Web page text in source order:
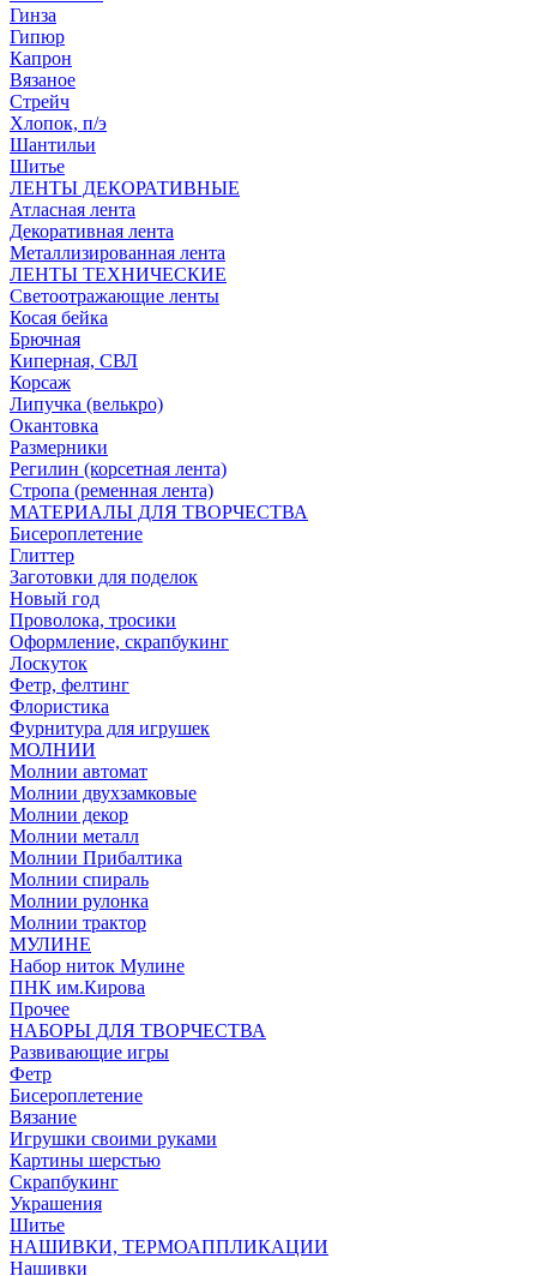
Гинза
Гипюр
Капрон
Вязаное
Стрейч
Хлопок, п/э
Шантильи
Шитье
ЛЕНТЫ ДЕКОРАТИВНЫЕ
Атласная лента
Декоративная лента
Металлизированная лента
ЛЕНТЫ ТЕХНИЧЕСКИЕ
Светоотражающие ленты
Косая бейка
Брючная
Киперная, СВЛ
Корсаж
Липучка (велькро)
Окантовка
Размерники
Регилин (корсетная лента)
Стропа (ременная лента)
МАТЕРИАЛЫ ДЛЯ ТВОРЧЕСТВА
Бисероплетение
Глиттер
Заготовки для поделок
Новый год
Проволока, тросики
Оформление, скрапбукинг
Лоскуток
Фетр, фелтинг
Флористика
Фурнитура для игрушек
МОЛНИИ
Молнии автомат
Молнии двухзамковые
Молнии декор
Молнии металл
Молнии Прибалтика
Молнии спираль
Молнии рулонка
Молнии трактор
МУЛИНЕ
Набор ниток Мулине
ПНК им.Кирова
Прочее
НАБОРЫ ДЛЯ ТВОРЧЕСТВА
Развивающие игры
Фетр
Бисероплетение
Вязание
Игрушки своими руками
Картины шерстью
Скрапбукинг
Украшения
Шитье
НАШИВКИ, ТЕРМОАППЛИКАЦИИ
Нашивки